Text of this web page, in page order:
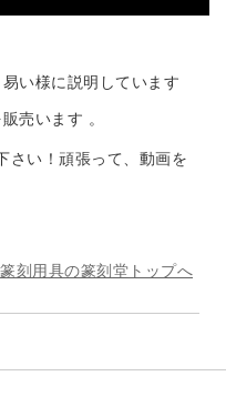
い様に説明しています
売います 。
さい！頑張って、動画を
刻用具の篆刻堂トップへ